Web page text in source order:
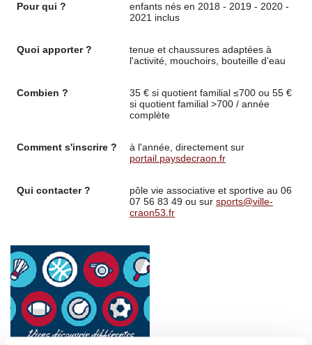
Pour qui ?
enfants nés en 2018 - 2019 - 2020 -
2021 inclus
Quoi apporter ?
tenue et chaussures adaptées à
l'activité, mouchoirs, bouteille d’eau
Combien ?
35 € si quotient familial ≤700 ou 55 €
si quotient familial >700 / année
complète
Comment s'inscrire ?
à l'année, directement sur
portail.paysdecraon.fr
Qui contacter ?
pôle vie associative et sportive au 06
07 56 83 49 ou sur sports@ville-
craon53.fr